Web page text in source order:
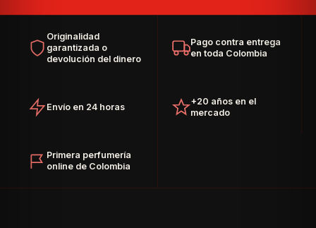
Originalidad
garantizada o
devolución del dinero
Pago contra entrega
en toda Colombia
Envío en 24 horas
+20 años en el
mercado
Primera perfumería
online de Colombia